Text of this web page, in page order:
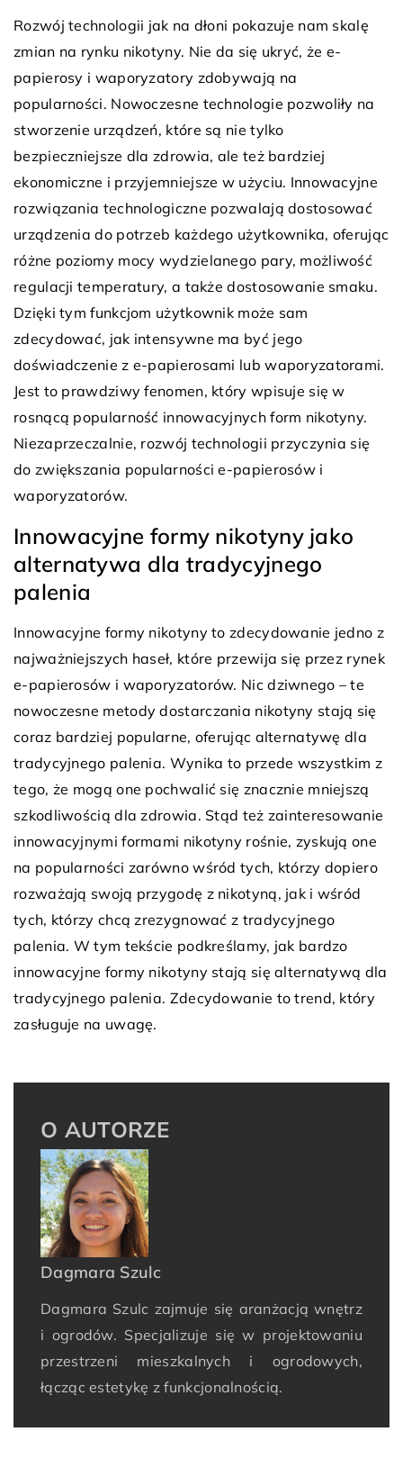
Rozwój technologii jak na dłoni pokazuje nam skalę
zmian na rynku nikotyny. Nie da się ukryć, że e-
papierosy i waporyzatory zdobywają na
popularności. Nowoczesne technologie pozwoliły na
stworzenie urządzeń, które są nie tylko
bezpieczniejsze dla zdrowia, ale też bardziej
ekonomiczne i przyjemniejsze w użyciu. Innowacyjne
rozwiązania technologiczne pozwalają dostosować
urządzenia do potrzeb każdego użytkownika, oferując
różne poziomy mocy wydzielanego pary, możliwość
regulacji temperatury, a także dostosowanie smaku.
Dzięki tym funkcjom użytkownik może sam
zdecydować, jak intensywne ma być jego
doświadczenie z e-papierosami lub waporyzatorami.
Jest to prawdziwy fenomen, który wpisuje się w
rosnącą popularność innowacyjnych form nikotyny.
Niezaprzeczalnie, rozwój technologii przyczynia się
do zwiększania popularności e-papierosów i
waporyzatorów.
Innowacyjne formy nikotyny jako
alternatywa dla tradycyjnego
palenia
Innowacyjne formy nikotyny to zdecydowanie jedno z
najważniejszych haseł, które przewija się przez rynek
e-papierosów i waporyzatorów. Nic dziwnego – te
nowoczesne metody dostarczania nikotyny stają się
coraz bardziej popularne, oferując alternatywę dla
tradycyjnego palenia. Wynika to przede wszystkim z
tego, że mogą one pochwalić się znacznie mniejszą
szkodliwością dla zdrowia. Stąd też zainteresowanie
innowacyjnymi formami nikotyny rośnie, zyskują one
na popularności zarówno wśród tych, którzy dopiero
rozważają swoją przygodę z nikotyną, jak i wśród
tych, którzy chcą zrezygnować z tradycyjnego
palenia. W tym tekście podkreślamy, jak bardzo
innowacyjne formy nikotyny stają się alternatywą dla
tradycyjnego palenia. Zdecydowanie to trend, który
zasługuje na uwagę.
O AUTORZE
Dagmara Szulc
Dagmara Szulc zajmuje się aranżacją wnętrz
i ogrodów. Specjalizuje się w projektowaniu
przestrzeni mieszkalnych i ogrodowych,
łącząc estetykę z funkcjonalnością.